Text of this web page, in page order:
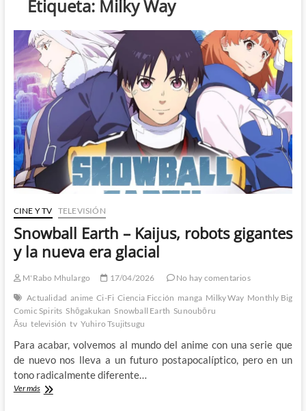
Etiqueta: Milky Way
CINE Y TV TELEVISIÓN
Snowball Earth – Kaijus, robots gigantes
y la nueva era glacial
M'Rabo Mhulargo 17/04/2026
No hay comentarios
Actualidad anime Ci-Fi Ciencia Ficción manga Milky Way Monthly Big
Comic Spirits Shōgakukan Snowball Earth Sunoubōru
Āsu televisión tv Yuhiro Tsujitsugu
Para acabar, volvemos al mundo del anime con una serie que
de nuevo nos lleva a un futuro postapocalíptico, pero en un
tono radicalmente diferente…
Ver másSnowball